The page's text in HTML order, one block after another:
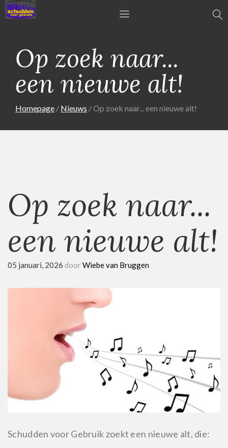
Op zoek naar...
een nieuwe alt!
Homepage Nieuws Op zoek naar... een nieuwe alt!
Op zoek naar...
een nieuwe alt!
05 januari, 2026 door Wiebe van Bruggen
Schudden voor Gebruik zoekt een nieuwe alt, die: